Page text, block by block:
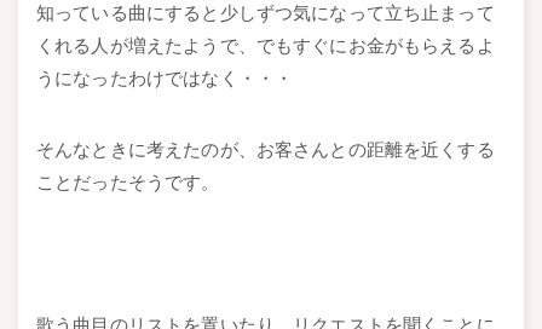
知っている曲にすると少しずつ気になって立ち止まって
くれる人が増えたようで、でもすぐにお金がもらえるよ
うになったわけではなく・・・
そんなときに考えたのが、お客さんとの距離を近くする
ことだったそうです。